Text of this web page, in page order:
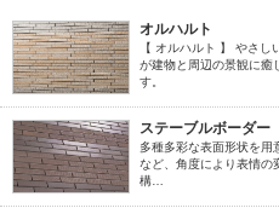
オルハルト
【 オルハルト 】 やさし
が建物と周辺の景観に癒
す。
ステーブルボーダー
多種多彩な表面形状を用
など、角度により表情の
構…